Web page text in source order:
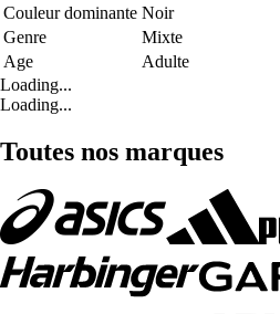
Couleur dominante Noir
Genre
Mixte
Age
Adulte
Loading...
Loading...
Toutes nos marques